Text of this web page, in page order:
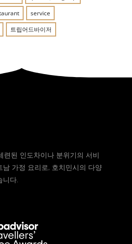
service
트립어드바이저
련된 인도차이나 분위기의 서비
가정 요리로, 호치민시의 다양
다.